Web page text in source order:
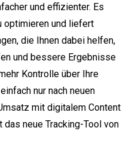
und effizienter. Es
optimieren und liefert
die Ihnen dabei helfen,
und bessere Ergebnisse
Kontrolle über Ihre
nur nach neuen
mit digitalem Content
neue Tracking-Tool von